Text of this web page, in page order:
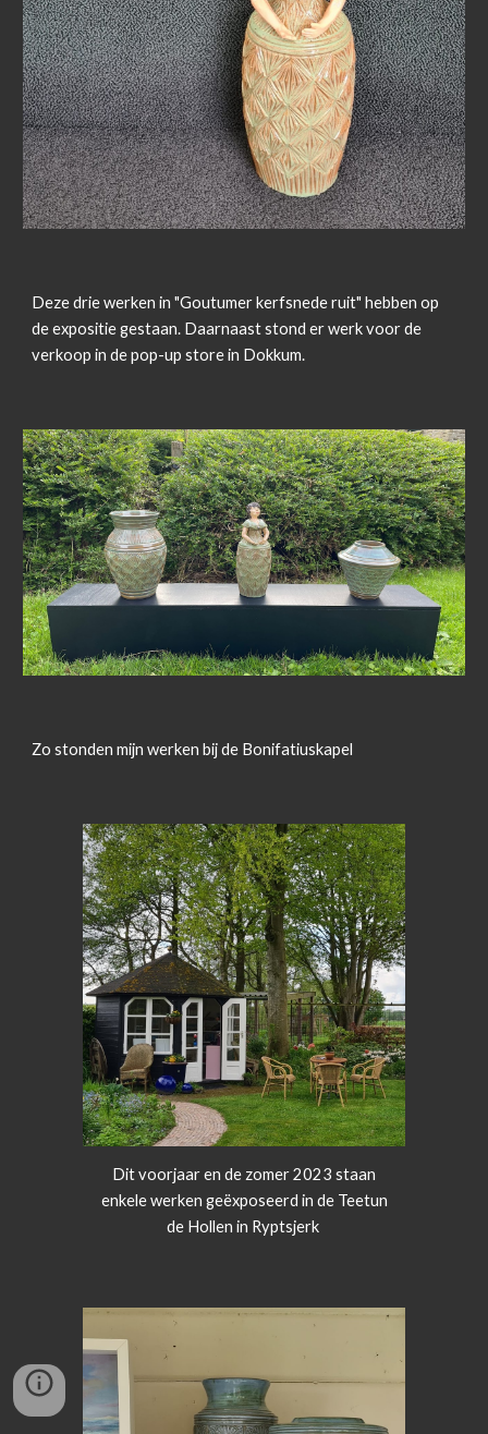
Deze drie werken in "Goutumer kerfsnede ruit" hebben op
de expositie gestaan. Daarnaast stond er werk voor de
verkoop in de pop-up store in Dokkum.
Zo stonden mijn werken bij de Bonifatiuskapel
Dit voorjaar en de zomer 2023 staan
enkele werken geëxposeerd in de Teetun
de Hollen in Ryptsjerk